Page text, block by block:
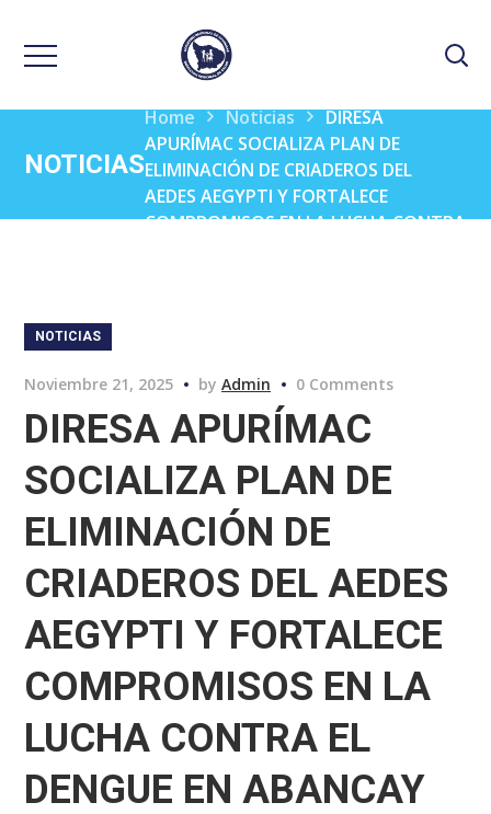
NOTICIAS
Home Noticias
DIRESA
APURÍMAC SOCIALIZA PLAN DE
ELIMINACIÓN DE CRIADEROS DEL
AEDES AEGYPTI Y FORTALECE
COMPROMISOS EN LA LUCHA CONTRA
NOTICIAS
Noviembre 21, 2025 byAdmin 0 Comments
DIRESA APURÍMAC
SOCIALIZA PLAN DE
ELIMINACIÓN DE
CRIADEROS DEL AEDES
AEGYPTI Y FORTALECE
COMPROMISOS EN LA
LUCHA CONTRA EL
DENGUE EN ABANCAY